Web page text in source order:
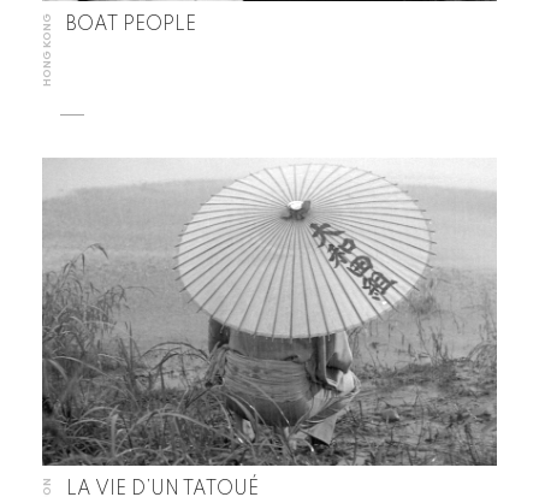
HONG KONG BOAT PEOPLE
LA VIE D’UN TATOUÉ